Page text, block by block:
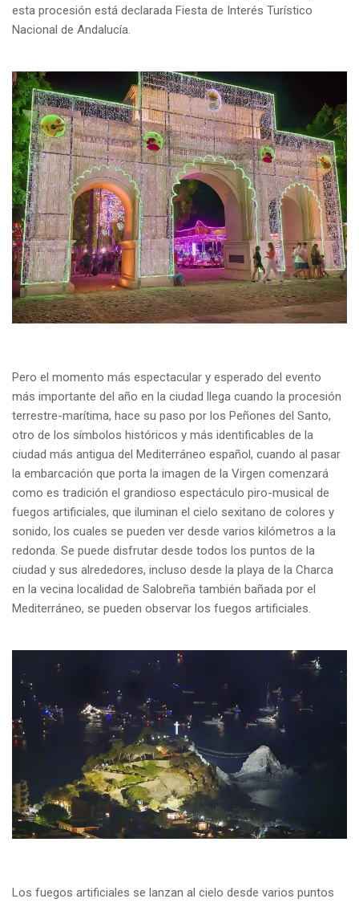
esta procesión está declarada Fiesta de Interés Turístico
Nacional de Andalucía.
Pero el momento más espectacular y esperado del evento
más importante del año en la ciudad llega cuando la procesión
terrestre-marítima, hace su paso por los Peñones del Santo,
otro de los símbolos históricos y más identificables de la
ciudad más antigua del Mediterráneo español, cuando al pasar
la embarcación que porta la imagen de la Virgen comenzará
como es tradición el grandioso espectáculo piro-musical de
fuegos artificiales, que iluminan el cielo sexitano de colores y
sonido, los cuales se pueden ver desde varios kilómetros a la
redonda. Se puede disfrutar desde todos los puntos de la
ciudad y sus alrededores, incluso desde la playa de la Charca
en la vecina localidad de Salobreña también bañada por el
Mediterráneo, se pueden observar los fuegos artificiales.
Los fuegos artificiales se lanzan al cielo desde varios puntos